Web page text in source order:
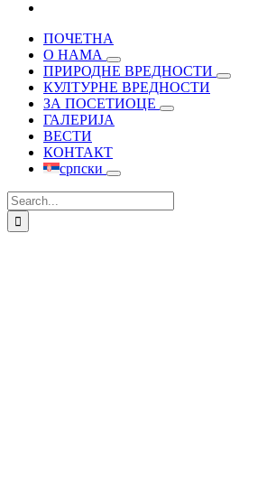
ПОЧЕТНА
О НАМА
ПРИРОДНЕ ВРЕДНОСТИ
КУЛТУРНЕ ВРЕДНОСТИ
ЗА ПОСЕТИОЦЕ
ГАЛЕРИЈА
ВЕСТИ
КОНТАКТ
српски
Search
for: